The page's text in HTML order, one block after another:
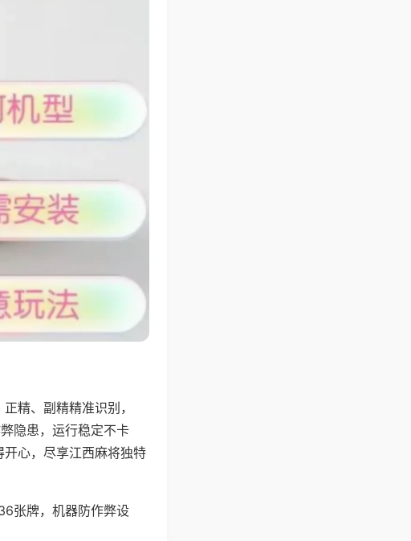
精、副精精准识别，
隐患，运行稳定不卡
心，尽享江西麻将独特
张牌，机器防作弊设